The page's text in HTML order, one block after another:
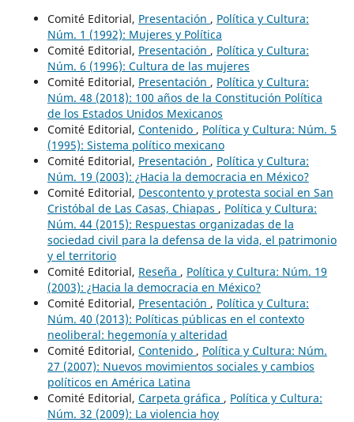
Comité Editorial, Presentación , Política y Cultura:
Núm. 1 (1992): Mujeres y Política
Comité Editorial, Presentación , Política y Cultura:
Núm. 6 (1996): Cultura de las mujeres
Comité Editorial, Presentación , Política y Cultura:
Núm. 48 (2018): 100 años de la Constitución Política
de los Estados Unidos Mexicanos
Comité Editorial, Contenido , Política y Cultura: Núm. 5
(1995): Sistema político mexicano
Comité Editorial, Presentación , Política y Cultura:
Núm. 19 (2003): ¿Hacia la democracia en México?
Comité Editorial, Descontento y protesta social en San
Cristóbal de Las Casas, Chiapas , Política y Cultura:
Núm. 44 (2015): Respuestas organizadas de la
sociedad civil para la defensa de la vida, el patrimonio
y el territorio
Comité Editorial, Reseña , Política y Cultura: Núm. 19
(2003): ¿Hacia la democracia en México?
Comité Editorial, Presentación , Política y Cultura:
Núm. 40 (2013): Políticas públicas en el contexto
neoliberal: hegemonía y alteridad
Comité Editorial, Contenido , Política y Cultura: Núm.
27 (2007): Nuevos movimientos sociales y cambios
políticos en América Latina
Comité Editorial, Carpeta gráfica , Política y Cultura:
Núm. 32 (2009): La violencia hoy